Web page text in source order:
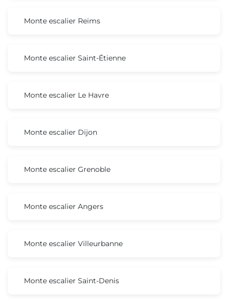
Monte escalier Reims
Monte escalier Saint-Étienne
Monte escalier Le Havre
Monte escalier Dijon
Monte escalier Grenoble
Monte escalier Angers
Monte escalier Villeurbanne
Monte escalier Saint-Denis